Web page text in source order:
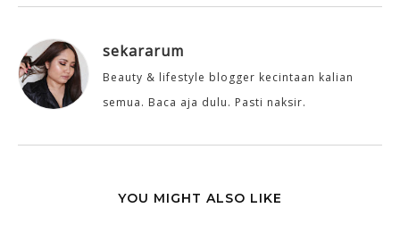
sekararum
Beauty & lifestyle blogger kecintaan kalian
semua. Baca aja dulu. Pasti naksir.
YOU MIGHT ALSO LIKE